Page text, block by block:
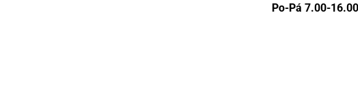
Po-Pá 7.00-